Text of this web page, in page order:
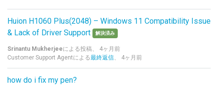
Huion H1060 Plus(2048) – Windows 11 Compatibility Issue
& Lack of Driver Support
解決済み
Srinantu Mukherjeeによる投稿、 4ヶ月前
Customer Support Agentによる最終返信、 4ヶ月前
how do i fix my pen?